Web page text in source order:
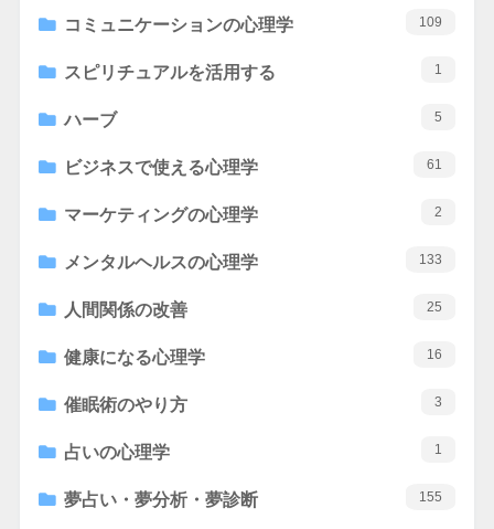
コミュニケーションの心理学 109
スピリチュアルを活用する 1
ハーブ 5
ビジネスで使える心理学 61
マーケティングの心理学 2
メンタルヘルスの心理学 133
人間関係の改善 25
健康になる心理学 16
催眠術のやり方 3
占いの心理学 1
夢占い・夢分析・夢診断 155